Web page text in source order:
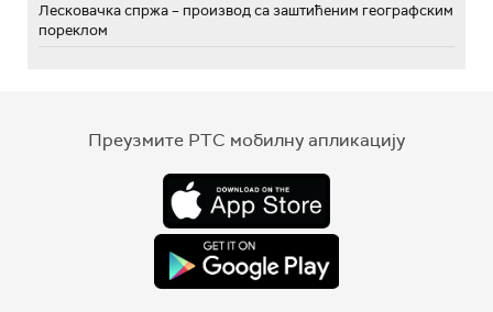
Лесковачка спржа – производ са заштићеним географским
пореклом
Преузмите РТС мобилну апликацију